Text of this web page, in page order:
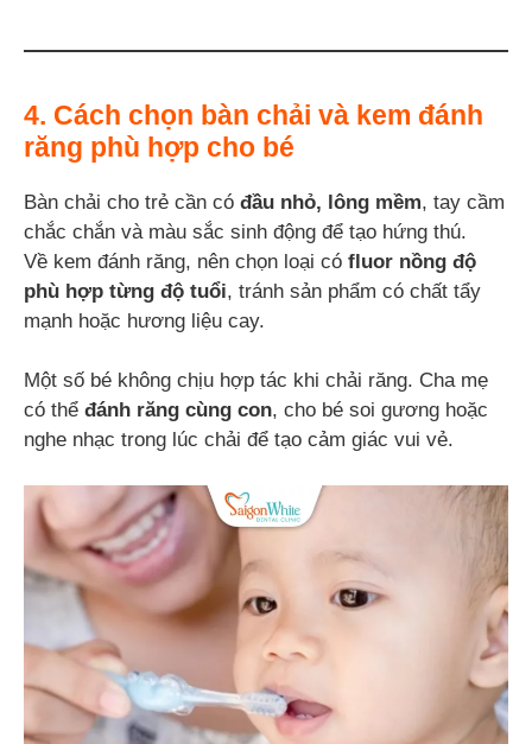
4. Cách chọn bàn chải và kem đánh
răng phù hợp cho bé
Bàn chải cho trẻ cần có đầu nhỏ, lông mềm, tay cầm
chắc chắn và màu sắc sinh động để tạo hứng thú.
Về kem đánh răng, nên chọn loại có fluor nồng độ
phù hợp từng độ tuổi, tránh sản phẩm có chất tẩy
mạnh hoặc hương liệu cay.
Một số bé không chịu hợp tác khi chải răng. Cha mẹ
có thể đánh răng cùng con, cho bé soi gương hoặc
nghe nhạc trong lúc chải để tạo cảm giác vui vẻ.